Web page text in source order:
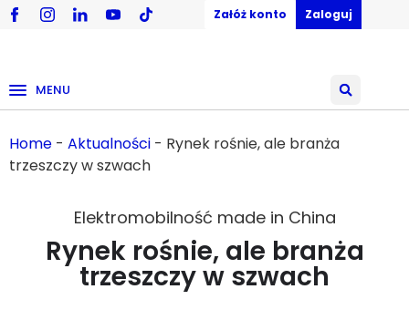
Załóż konto Zaloguj
MENU
Home - Aktualności - Rynek rośnie, ale branża
trzeszczy w szwach
Elektromobilność made in China
Rynek rośnie, ale branża
trzeszczy w szwach